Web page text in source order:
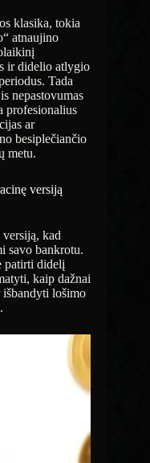
klasika, tokia
atnaujino
ir didelio atlygio
Tada
nepastovumas
profesionalius
ar
besiplečiančio
metu.
versiją
kad
savo bankrotu.
patirti didelį
kaip dažnai
lošimo